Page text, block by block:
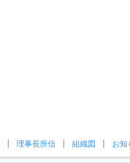
理事長所信 組織図 お知